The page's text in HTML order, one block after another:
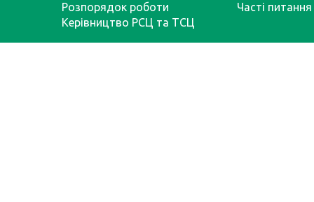
Розпорядок роботи
Керівництво РСЦ та ТСЦ
Часті питання